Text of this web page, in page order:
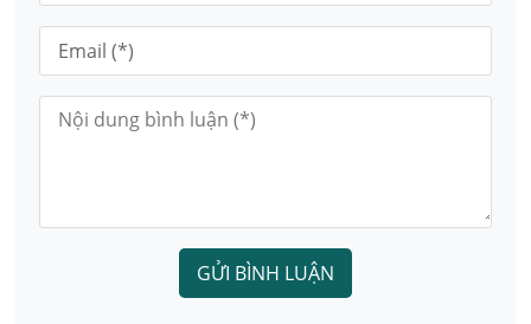
GỬI BÌNH LUẬN